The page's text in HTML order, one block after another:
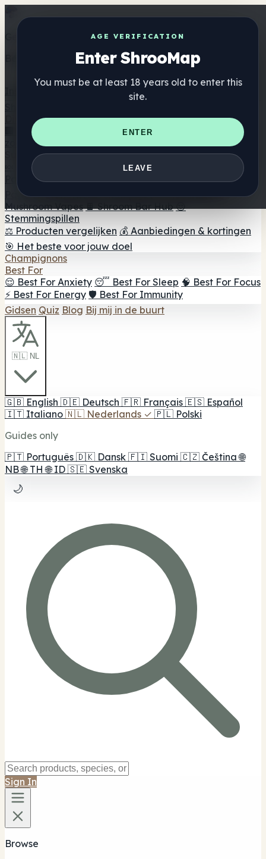
AGE VERIFICATION
Enter ShrooMap
You must be at least 18 years old to enter this
site.
ENTER
LEAVE
Get the ShrooMap app
Better than mobile web — one tap away
Directory
🏢 Merk Directory
📍 Zoek een headshop
🔮 Smartshop
zoeker 🛒 Online headshops
Supplementen
🍬 Paddenstoel Gummies
💊 Paddenstoel Capsules
💧
Paddenstoel Tincturen 🫙 Paddenstoel poeders ☕
Paddestoel koffie 🍫 Champignon Chocolade 💨
Mushroom Vapes 🍫 Shroom Bar Hub 😌
Stemmingspillen
⚖️ Producten vergelijken 💰 Aanbiedingen & kortingen
🎯 Het beste voor jouw doel
Champignons
Best For
😌 Best For Anxiety 😴 Best For Sleep 🧠 Best For Focus
⚡ Best For Energy 🛡️ Best For Immunity
Gidsen Quiz Blog Bij mij in de buurt
🇳🇱 NL
🇬🇧 English 🇩🇪 Deutsch 🇫🇷 Français 🇪🇸 Español
🇮🇹 Italiano 🇳🇱 Nederlands ✓ 🇵🇱 Polski
Guides only
🇵🇹 Português 🇩🇰 Dansk 🇫🇮 Suomi 🇨🇿 Čeština 🌐
NB 🌐 TH 🌐 ID 🇸🇪 Svenska
🌙
Sign In
Browse